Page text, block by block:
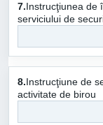
7.Instrucţiunea de
serviciului de
8.Instrucţiune de
activitate de birou